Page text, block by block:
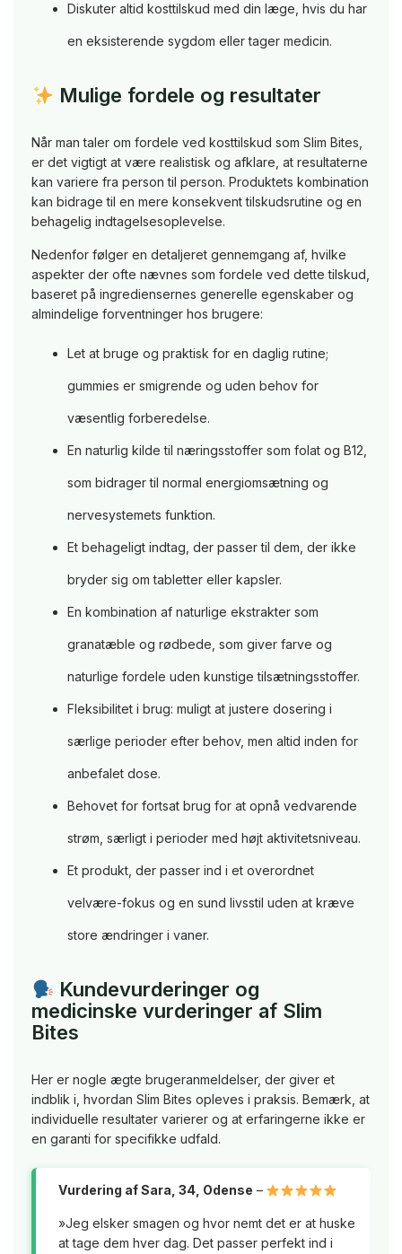
Diskuter altid kosttilskud med din læge, hvis du har
en eksisterende sygdom eller tager medicin.
Mulige fordele og resultater
Når man taler om fordele ved kosttilskud som Slim Bites,
er det vigtigt at være realistisk og afklare, at resultaterne
kan variere fra person til person. Produktets kombination
kan bidrage til en mere konsekvent tilskudsrutine og en
behagelig indtagelsesoplevelse.
Nedenfor følger en detaljeret gennemgang af, hvilke
aspekter der ofte nævnes som fordele ved dette tilskud,
baseret på ingrediensernes generelle egenskaber og
almindelige forventninger hos brugere:
Let at bruge og praktisk for en daglig rutine;
gummies er smigrende og uden behov for
væsentlig forberedelse.
En naturlig kilde til næringsstoffer som folat og B12,
som bidrager til normal energiomsætning og
nervesystemets funktion.
Et behageligt indtag, der passer til dem, der ikke
bryder sig om tabletter eller kapsler.
En kombination af naturlige ekstrakter som
granatæble og rødbede, som giver farve og
naturlige fordele uden kunstige tilsætningsstoffer.
Fleksibilitet i brug: muligt at justere dosering i
særlige perioder efter behov, men altid inden for
anbefalet dose.
Behovet for fortsat brug for at opnå vedvarende
strøm, særligt i perioder med højt aktivitetsniveau.
Et produkt, der passer ind i et overordnet
velvære-fokus og en sund livsstil uden at kræve
store ændringer i vaner.
Kundevurderinger og
medicinske vurderinger af Slim
Bites
Her er nogle ægte brugeranmeldelser, der giver et
indblik i, hvordan Slim Bites opleves i praksis. Bemærk, at
individuelle resultater varierer og at erfaringerne ikke er
en garanti for specifikke udfald.
Vurdering af Sara, 34, Odense –
»Jeg elsker smagen og hvor nemt det er at huske
at tage dem hver dag. Det passer perfekt ind i